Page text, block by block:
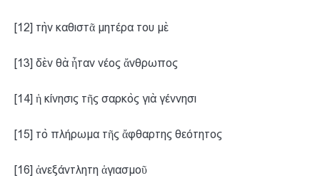
[12] τὴν καθιστᾶ μητέρα του μὲ
[13] δὲν θὰ ἦταν νέος ἄνθρωπος
[14] ἡ κίνησις τῆς σαρκὸς γιὰ γέννησι
[15] τὸ πλήρωμα τῆς ἄφθαρτης θεότητος
[16] ἀνεξάντλητη ἁγιασμοῦ